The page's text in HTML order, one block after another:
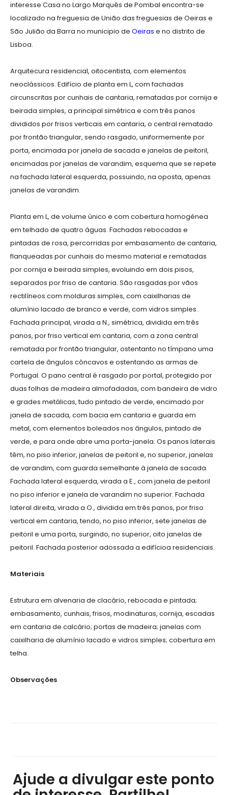
interesse Casa no Largo Marquês de Pombal encontra-se
localizado na freguesia de União das freguesias de Oeiras e
São Julião da Barra no municipio de Oeiras e no distrito de
Lisboa.
Arquitecura residencial, oitocentista, com elementos
neoclássicos. Edifício de planta em L, com fachadas
circunscritas por cunhais de cantaria, rematadas por cornija e
beirada simples, a principal simétrica e com três panos
divididos por frisos verticais em cantaria, o central rematado
por frontão triangular, sendo rasgado, uniformemente por
porta, encimada por janela de sacada e janelas de peitoril,
encimadas por janelas de varandim, esquema que se repete
na fachada lateral esquerda, possuindo, na oposta, apenas
janelas de varandim.
Planta em L, de volume único e com cobertura homogénea
em telhado de quatro águas. Fachadas rebocadas e
pintadas de rosa, percorridas por embasamento de cantaria,
flanqueadas por cunhais do mesmo material e rematadas
por cornija e beirada simples, evoluindo em dois pisos,
separados por friso de cantaria. São rasgadas por vãos
rectilíneos com molduras simples, com caixilharias de
alumínio lacado de branco e verde, com vidros simples.
Fachada principal, virada a N., simétrica, dividida em três
panos, por friso vertical em cantaria, com a zona central
rematada por frontão triangular, ostentanto no tímpano uma
cartela de ângulos côncavos e ostentando as armas de
Portugal. O pano central é rasgado por portal, protegido por
duas folhas de madeira almofadadas, com bandeira de vidro
e grades metálicas, tudo pintado de verde, encimado por
janela de sacada, com bacia em cantaria e guarda em
metal, com elementos boleados nos ângulos, pintado de
verde, e para onde abre uma porta-janela. Os panos laterais
têm, no piso inferior, janelas de peitoril e, no superior, janelas
de varandim, com guarda semelhante à janela de sacada.
Fachada lateral esquerda, virada a E., com janela de peitoril
no piso inferior e janela de varandim no superior. Fachada
lateral direita, virada a O., dividida em três panos, por friso
vertical em cantaria, tendo, no piso inferior, sete janelas de
peitoril e uma porta, surgindo, no superior, oito janelas de
peitoril. Fachada posterior adossada a edifícioa residenciais.
Materiais
Estrutura em alvenaria de clacário, rebocada e pintada;
embasamento, cunhais, frisos, modinaturas, cornija, escadas
em cantaria de calcário; portas de madeira; janelas com
caixilharia de alumínio lacado e vidros simples; cobertura em
telha.
Observações
Ajude a divulgar este ponto